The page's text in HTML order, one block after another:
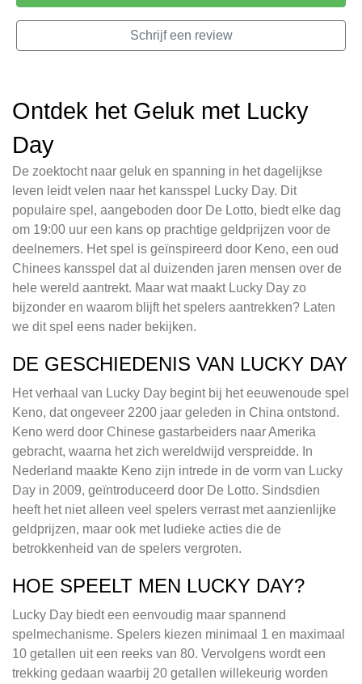
Schrijf een review
Ontdek het Geluk met Lucky
Day
De zoektocht naar geluk en spanning in het dagelijkse
leven leidt velen naar het kansspel Lucky Day. Dit
populaire spel, aangeboden door De Lotto, biedt elke dag
om 19:00 uur een kans op prachtige geldprijzen voor de
deelnemers. Het spel is geïnspireerd door Keno, een oud
Chinees kansspel dat al duizenden jaren mensen over de
hele wereld aantrekt. Maar wat maakt Lucky Day zo
bijzonder en waarom blijft het spelers aantrekken? Laten
we dit spel eens nader bekijken.
DE GESCHIEDENIS VAN LUCKY DAY
Het verhaal van Lucky Day begint bij het eeuwenoude spel
Keno, dat ongeveer 2200 jaar geleden in China ontstond.
Keno werd door Chinese gastarbeiders naar Amerika
gebracht, waarna het zich wereldwijd verspreidde. In
Nederland maakte Keno zijn intrede in de vorm van Lucky
Day in 2009, geïntroduceerd door De Lotto. Sindsdien
heeft het niet alleen veel spelers verrast met aanzienlijke
geldprijzen, maar ook met ludieke acties die de
betrokkenheid van de spelers vergroten.
HOE SPEELT MEN LUCKY DAY?
Lucky Day biedt een eenvoudig maar spannend
spelmechanisme. Spelers kiezen minimaal 1 en maximaal
10 getallen uit een reeks van 80. Vervolgens wordt een
trekking gedaan waarbij 20 getallen willekeurig worden